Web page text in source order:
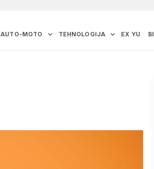
AUTO-MOTO TEHNOLOGIJA EX YU